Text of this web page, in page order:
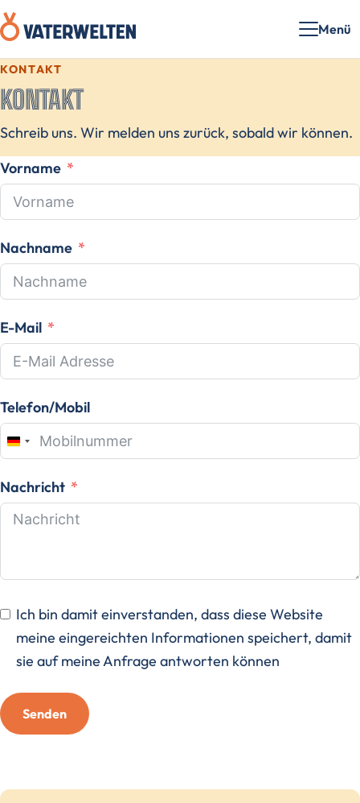
Menü
KONTAKT
KONTAKT
Schreib uns. Wir melden uns zurück, sobald wir können.
Vorname
Nachname
E-Mail
Telefon/Mobil
Germany
Nachricht
Ich bin damit einverstanden, dass diese Website
meine eingereichten Informationen speichert, damit
sie auf meine Anfrage antworten können
Senden